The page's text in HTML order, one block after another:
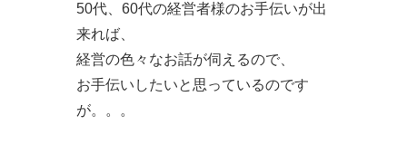
50代、60代の経営者様のお手伝いが出
来れば、
経営の色々なお話が伺えるので、
お手伝いしたいと思っているのです
が。。。